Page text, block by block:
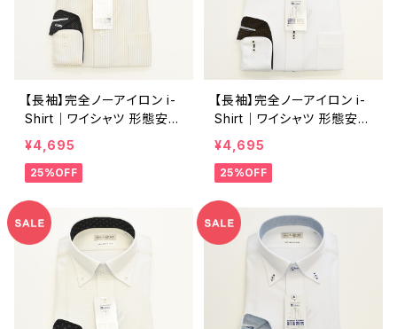
【長袖】完全ノーアイロン i-
Shirt｜ワイシャツ 形態安定
レギュラーシルエット ボタン
ダウン ストライプ メンズ ビ
ジネス dhw395t-bd-52
¥4,695
25%OFF
【長袖】完全ノーアイロン i-
Shirt｜ワイシャツ 形態安定
レギュラーシルエット ボタン
ダウン ドビー メンズ ビジネ
ス dhw397a-bd-01 ホワ
¥4,695
25%OFF